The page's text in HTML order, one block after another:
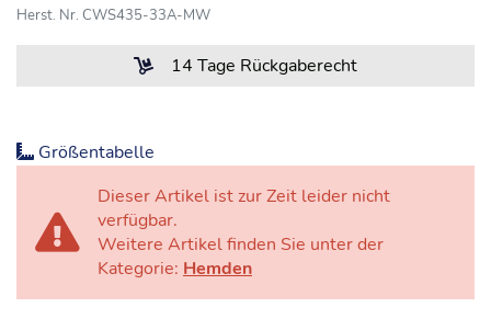
Herst. Nr. CWS435-33A-MW
14 Tage Rückgaberecht
Größentabelle
Dieser Artikel ist zur Zeit leider nicht
verfügbar.
Weitere Artikel finden Sie unter der
Kategorie: Hemden